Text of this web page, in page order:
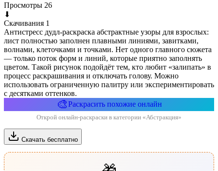
Просмотры 26
⬇
Скачивания 1
Антистресс дудл‑раскраска абстрактные узоры для взрослых:
лист полностью заполнен плавными линиями, завитками,
волнами, клеточками и точками. Нет одного главного сюжета
— только поток форм и линий, которые приятно заполнять
цветом. Такой рисунок подойдёт тем, кто любит «залипать» в
процесс раскрашивания и отключать голову. Можно
использовать ограниченную палитру или экспериментировать
с десятками оттенков.
🎨Раскрасить похожие онлайн
Открой онлайн-раскраски в категории «Абстракция»
Скачать бесплатно